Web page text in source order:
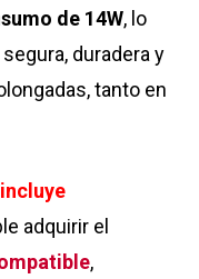
de 14W, lo
duradera y
tanto en
adquirir el
,